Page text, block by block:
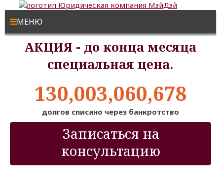
МЕНЮ
АКЦИЯ - до конца месяца
специальная цена.
130,003,060,678
долгов списано через банкротство
Записаться на
консультацию